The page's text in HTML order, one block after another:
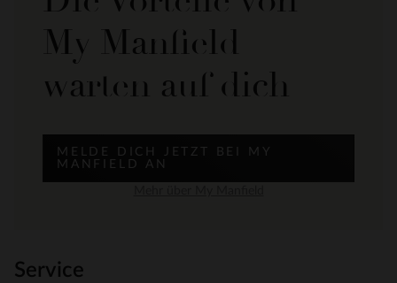
My Manfield
warten auf dich
MELDE DICH JETZT BEI MY
MANFIELD AN
Service